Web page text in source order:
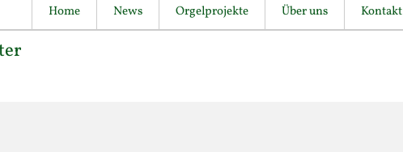
Home News Orgelprojekte Über uns Kontakt